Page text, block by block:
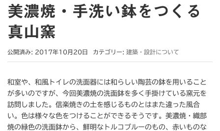
美濃焼・手洗い鉢をつくる
真山窯
公開済み: 2017年10月20日 カテゴリー: 建築・設計について
和室や、和風トイレの洗面器には和らしい陶芸の鉢を用いること
が多いのですが、今回美濃焼の洗面鉢を多く手掛けている窯元を
訪問しました。信楽焼きの土を感じるものとはまた違った風合
い。色は様々な色をつけることができるそうです。美濃焼・織部
焼の緑色の洗面鉢から、鮮明なトルコブルーのもの、赤いものな